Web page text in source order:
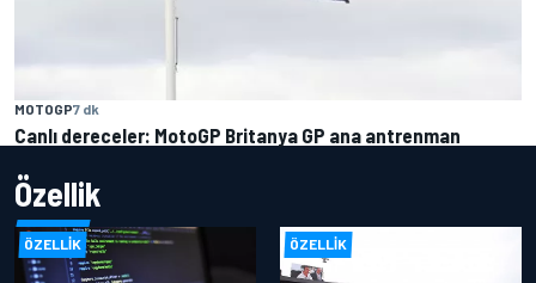
MOTOGP7 dk
Canlı dereceler: MotoGP Britanya GP ana antrenman
Özellik
ÖZELLIK ÖZELLIK